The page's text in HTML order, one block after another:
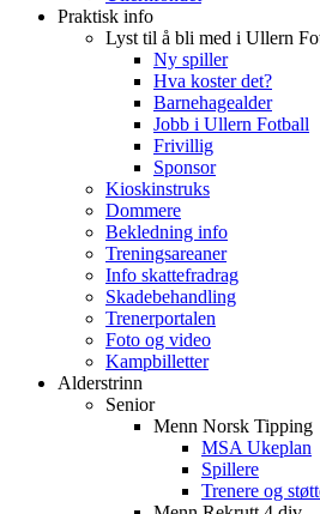
Praktisk info
Lyst til å bli med i Ullern
Ny spiller
Hva koster det?
Barnehagealder
Jobb i Ullern Fotball
Frivillig
Sponsor
Kioskinstruks
Dommere
Bekledning info
Treningsareaner
Info skattefradrag
Skadebehandling
Trenerportalen
Foto og video
Kampbilletter
Alderstrinn
Senior
Menn Norsk Tipping
MSA Ukeplan
Spillere
Trenere og